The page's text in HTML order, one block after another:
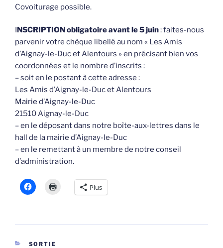
Covoiturage possible.
NSCRIPTION obligatoire avant le 5 juin: faites-nous
parvenir votre chèque libellé au nom « Les Amis
d’Aignay-le-Duc et Alentours » en précisant bien vos
coordonnées et le nombre d’inscrits :
– soit en le postant à cette adresse :
Les Amis d’Aignay-le-Duc et Alentours
Mairie d’Aignay-le-Duc
21510 Aignay-le-Duc
– en le déposant dans notre boîte-aux-lettres dans le
hall de la mairie d’Aignay-le-Duc
– en le remettant à un membre de notre conseil
d’administration.
Plus
CATÉGORIES
SORTIE